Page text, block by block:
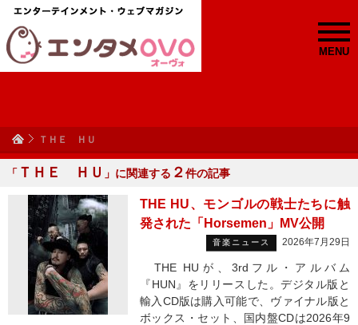
MENU
ＴＨＥ ＨＵ
「 ＴＨＥ ＨＵ 」に関連する ２件の記事
THE HU、モンゴルの戦士たちに触
発された「Horsemen」MV公開
音楽ニュース 2026年7月29日
THE HUが、3rdフル・アルバム
『HUN』をリリースした。デジタル版と
輸入CD版は購入可能で、ヴァイナル版と
ボックス・セット、国内盤CDは2026年9